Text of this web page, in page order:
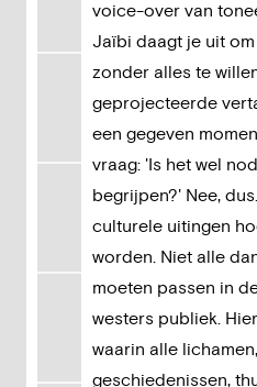
voice-over van
Jaïbi daagt je uit
zonder alles te
geprojecteerde
een gegeven
vraag: 'Is het wel
begrijpen?' Nee,
culturele uitingen
worden. Niet alle
moeten passen in
westers publiek.
waarin alle
geschiedenissen,